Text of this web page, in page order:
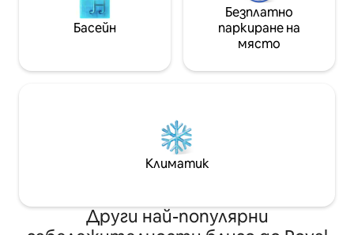
Басейн
Безплатно
паркиране на
място
Климатик
Други най-популярни